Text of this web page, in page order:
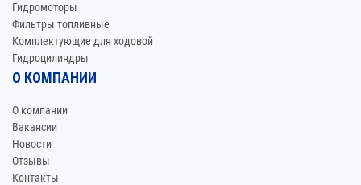
Гидромоторы
Фильтры топливные
Комплектующие для ходовой
Гидроцилиндры
О КОМПАНИИ
О компании
Вакансии
Новости
Отзывы
Контакты